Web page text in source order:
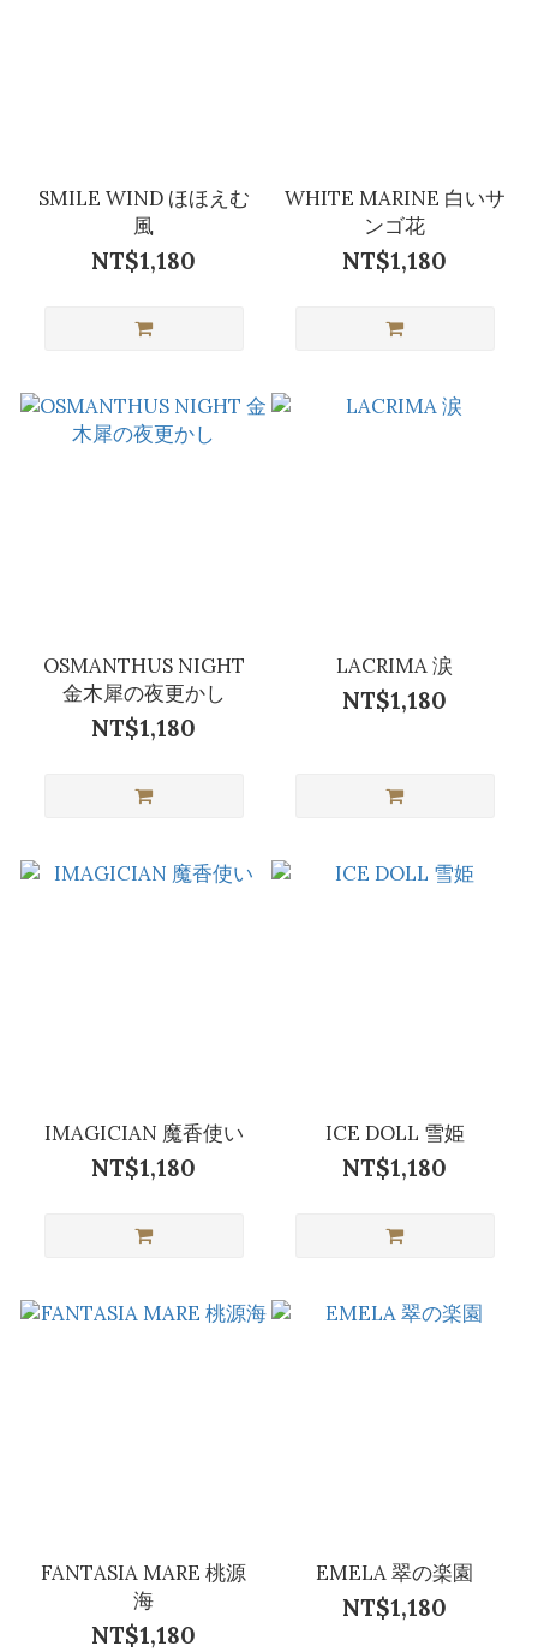
SMILE WIND ほほえむ
風
NT$1,180
WHITE MARINE 白いサ
ンゴ花
NT$1,180
OSMANTHUS NIGHT
金木犀の夜更かし
NT$1,180
LACRIMA 涙
NT$1,180
IMAGICIAN 魔香使い
NT$1,180
ICE DOLL 雪姫
NT$1,180
FANTASIA MARE 桃源
海
NT$1,180
EMELA 翠の楽園
NT$1,180